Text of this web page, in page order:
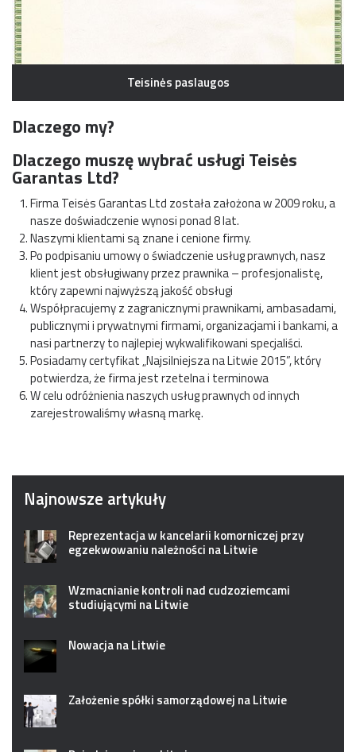
Teisinės paslaugos
Dlaczego my?
Dlaczego muszę wybrać usługi Teisės
Garantas Ltd?
Firma Teisės Garantas Ltd została założona w 2009 roku, a
nasze doświadczenie wynosi ponad 8 lat.
Naszymi klientami są znane i cenione firmy.
Po podpisaniu umowy o świadczenie usług prawnych, nasz
klient jest obsługiwany przez prawnika – profesjonalistę,
który zapewni najwyższą jakość obsługi
Współpracujemy z zagranicznymi prawnikami, ambasadami,
publicznymi i prywatnymi firmami, organizacjami i bankami, a
nasi partnerzy to najlepiej wykwalifikowani specjaliści.
Posiadamy certyfikat „Najsilniejsza na Litwie 2015”, który
potwierdza, że firma jest rzetelna i terminowa
W celu odróżnienia naszych usług prawnych od innych
zarejestrowaliśmy własną markę.
Najnowsze artykuły
Reprezentacja w kancelarii komorniczej przy
egzekwowaniu należności na Litwie
Wzmacnianie kontroli nad cudzoziemcami
studiującymi na Litwie
Nowacja na Litwie
Założenie spółki samorządowej na Litwie